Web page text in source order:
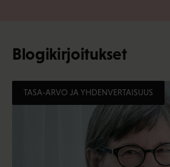
Blogikirjoitukset
TASA-ARVO JA YHDENVERTAISUUS